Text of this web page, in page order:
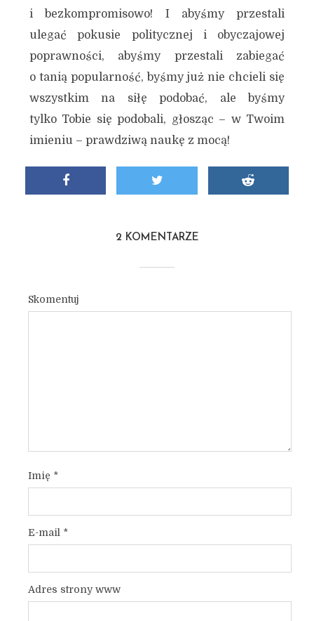
i bezkompromisowo! I abyśmy przestali
ulegać pokusie politycznej i obyczajowej
poprawności, abyśmy przestali zabiegać
o tanią popularność, byśmy już nie chcieli się
wszystkim na siłę podobać, ale byśmy
tylko Tobie się podobali, głosząc – w Twoim
imieniu – prawdziwą naukę z mocą!
2 KOMENTARZE
Skomentuj
Imię *
E-mail *
Adres strony www